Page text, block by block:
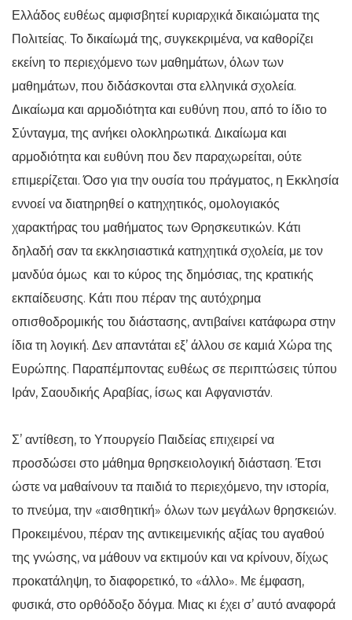
Ελλάδος ευθέως αμφισβητεί κυριαρχικά δικαιώματα της
Πολιτείας. Το δικαίωμά της, συγκεκριμένα, να καθορίζει
εκείνη το περιεχόμενο των μαθημάτων, όλων των
μαθημάτων, που διδάσκονται στα ελληνικά σχολεία.
Δικαίωμα και αρμοδιότητα και ευθύνη που, από το ίδιο το
Σύνταγμα, της ανήκει ολοκληρωτικά. Δικαίωμα και
αρμοδιότητα και ευθύνη που δεν παραχωρείται, ούτε
επιμερίζεται. Όσο για την ουσία του πράγματος, η Εκκλησία
εννοεί να διατηρηθεί ο κατηχητικός, ομολογιακός
χαρακτήρας του μαθήματος των Θρησκευτικών. Κάτι
δηλαδή σαν τα εκκλησιαστικά κατηχητικά σχολεία, με τον
μανδύα όμως και το κύρος της δημόσιας, της κρατικής
εκπαίδευσης. Κάτι που πέραν της αυτόχρημα
οπισθοδρομικής του διάστασης, αντιβαίνει κατάφωρα στην
ίδια τη λογική. Δεν απαντάται εξ’ άλλου σε καμιά Χώρα της
Ευρώπης. Παραπέμποντας ευθέως σε περιπτώσεις τύπου
Ιράν, Σαουδικής Αραβίας, ίσως και Αφγανιστάν.
Σ’ αντίθεση, το Υπουργείο Παιδείας επιχειρεί να
προσδώσει στο μάθημα θρησκειολογική διάσταση. Έτσι
ώστε να μαθαίνουν τα παιδιά το περιεχόμενο, την ιστορία,
το πνεύμα, την «αισθητική» όλων των μεγάλων θρησκειών.
Προκειμένου, πέραν της αντικειμενικής αξίας του αγαθού
της γνώσης, να μάθουν να εκτιμούν και να κρίνουν, δίχως
προκατάληψη, το διαφορετικό, το «άλλο». Με έμφαση,
φυσικά, στο ορθόδοξο δόγμα. Μιας κι έχει σ’ αυτό αναφορά